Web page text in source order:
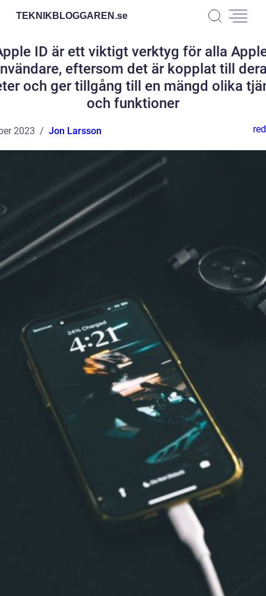
TEKNIKBLOGGAREN.se
ID är ett viktigt verktyg för alla
eftersom det är kopplat till
och ger tillgång till en mängd olika
och funktioner
2023 Jon Larsson